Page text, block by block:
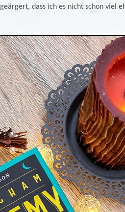
dass ich es nicht schon viel